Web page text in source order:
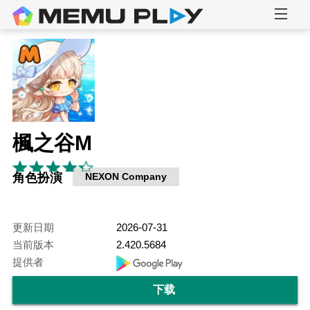
楓之谷M
角色扮演 NEXON Company
更新日期
2026-07-31
当前版本
2.420.5684
提供者
下载